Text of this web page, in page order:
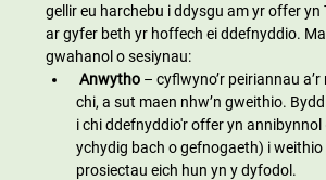
gellir eu harchebu i ddysgu am yr offer yn
ar gyfer beth yr hoffech ei ddefnyddio.
gwahanol o sesiynau:
Anwytho – cyflwyno’r peiriannau
chi, a sut maen nhw’n gweithio.
i chi ddefnyddio'r offer yn annibynnol
ychydig bach o gefnogaeth) i weithio
prosiectau eich hun yn y dyfodol.